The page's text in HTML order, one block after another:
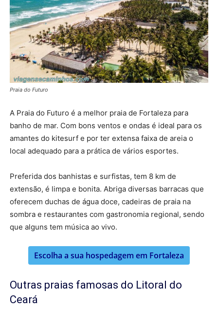
Praia do Futuro
A Praia do Futuro é a melhor praia de Fortaleza para
banho de mar. Com bons ventos e ondas é ideal para os
amantes do kitesurf e por ter extensa faixa de areia o
local adequado para a prática de vários esportes.
Preferida dos banhistas e surfistas, tem 8 km de
extensão, é limpa e bonita. Abriga diversas barracas que
oferecem duchas de água doce, cadeiras de praia na
sombra e restaurantes com gastronomia regional, sendo
que alguns tem música ao vivo.
Escolha a sua hospedagem em Fortaleza
Outras praias famosas do Litoral do
Ceará